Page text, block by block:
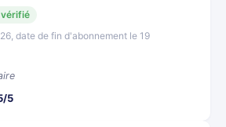
date de fin d'abonnement le 19
5